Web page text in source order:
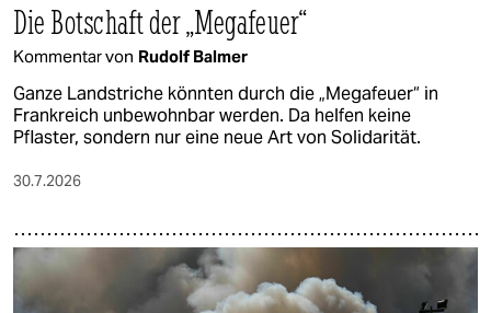
Die Botschaft der „Megafeuer“
Kommentar von Rudolf Balmer
Ganze Landstriche könnten durch die „Megafeuer“ in
Frankreich unbewohnbar werden. Da helfen keine
Pflaster, sondern nur eine neue Art von Solidarität.
30.7.2026